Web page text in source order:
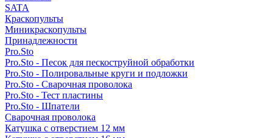
SATA
Краскопульты
Миникраскопульты
Принадлежности
Pro.Sto
Pro.Sto - Песок для пескоструйной обработки
Pro.Sto - Полировальные круги и подложки
Pro.Sto - Сварочная проволока
Pro.Sto - Тест пластины
Pro.Sto - Шпатели
Сварочная проволока
Катушка с отверстием 12 мм